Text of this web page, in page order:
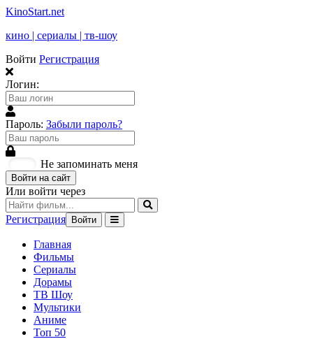
KinoStart.net
кино | сериалы | тв-шоу
Войти Регистрация
Логин:
Пароль: Забыли пароль?
Не запоминать меня
Войти на сайт
Или войти через
Регистрация Войти
Главная
Фильмы
Сериалы
Дорамы
ТВ Шоу
Мультики
Аниме
Топ 50